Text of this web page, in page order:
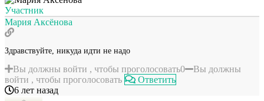
Участник
Мария Аксёнова
Здравствуйте, никуда идти не надо
Вы должны войти , чтобы проголосовать0
Вы должны
войти , чтобы проголосовать
Ответить
6 лет назад